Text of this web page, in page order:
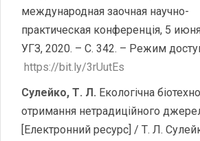
международная заочная научно-
практическая конференція, 5
УГЗ, 2020. – С. 342. – Режим
https://bit.ly/3rUutEs
Сулейко, Т. Л. Екологічна
отримання нетрадиційного
[Електронний ресурс] / Т. Л.